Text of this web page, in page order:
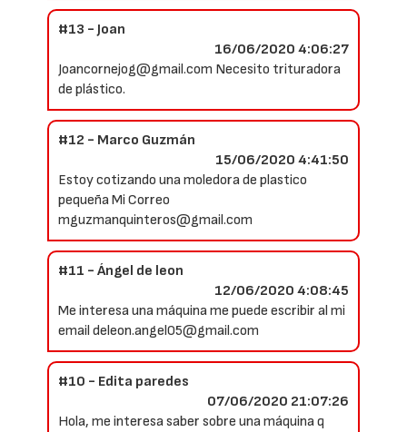
#13 - Joan
16/06/2020 4:06:27
Joancornejog@gmail.com Necesito trituradora
de plástico.
#12 - Marco Guzmán
15/06/2020 4:41:50
Estoy cotizando una moledora de plastico
pequeña Mi Correo
mguzmanquinteros@gmail.com
#11 - Ángel de leon
12/06/2020 4:08:45
Me interesa una máquina me puede escribir al mi
email deleon.angel05@gmail.com
#10 - Edita paredes
07/06/2020 21:07:26
Hola, me interesa saber sobre una máquina q